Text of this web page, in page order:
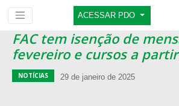
ACESSAR PDO
FAC tem isenção de
fevereiro e cursos a
NOTÍCIAS 29 de janeiro de 2025